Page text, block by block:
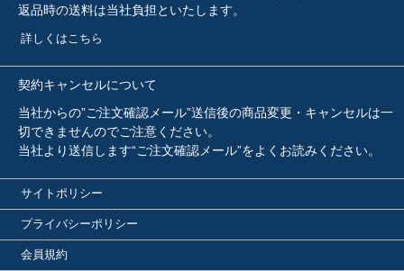
返品時の送料は当社負担といたします。
詳しくはこちら
契約キャンセルについて
当社からの”ご注文確認メール”送信後の商品変更・キャンセルは一
切できませんのでご注意ください。
当社より送信します“ご注文確認メール”をよくお読みください。
サイトポリシー
プライバシーポリシー
会員規約